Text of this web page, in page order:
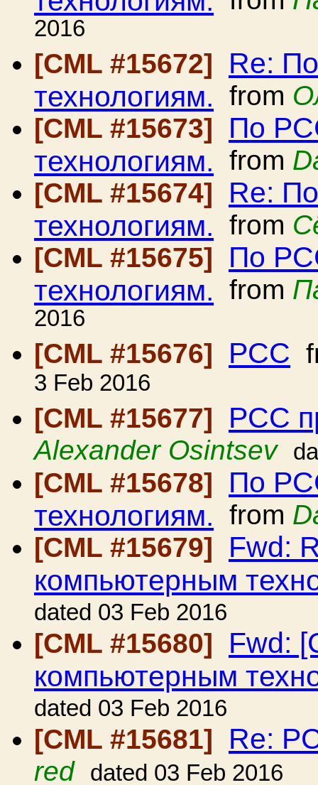
2016
[CML #15672]
Re:
технологиям. from
[CML #15673]
По
технологиям. from
[CML #15674]
Re:
технологиям. from
[CML #15675]
По
технологиям. from
2016
[CML #15676]
РСС
3 Feb 2016
[CML #15677]
РСС
Alexander Osintsev
[CML #15678] По
технологиям. from
[CML #15679]
Fwd:
компьютерным
dated 03 Feb 2016
[CML #15680] Fwd:
компьютерным
dated 03 Feb 2016
[CML #15681] Re:
red dated 03 Feb 2016